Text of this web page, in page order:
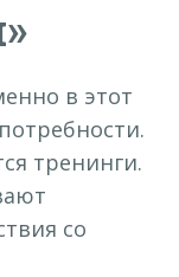
в этот
тренинги.
со